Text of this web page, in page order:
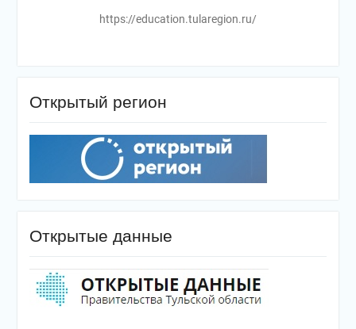
https://education.tularegion.ru/
Открытый регион
Открытые данные